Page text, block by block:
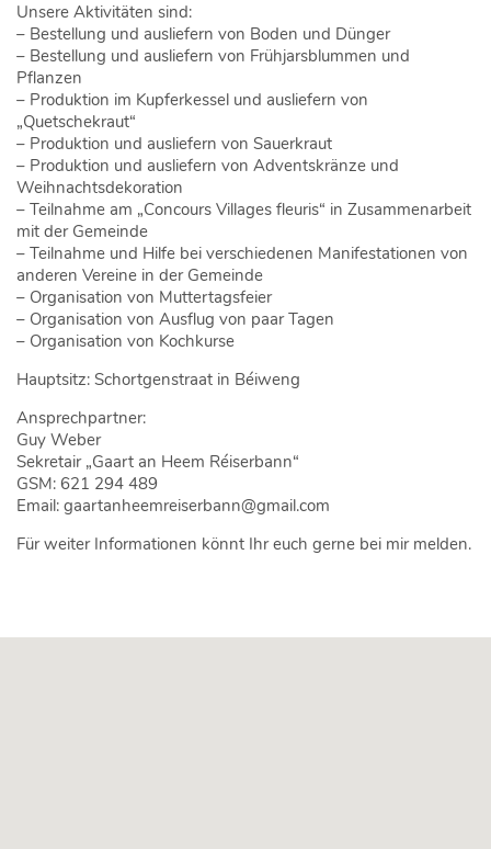
Unsere Aktivitäten sind:
– Bestellung und ausliefern von Boden und Dünger
– Bestellung und ausliefern von Frühjarsblummen und
Pflanzen
– Produktion im Kupferkessel und ausliefern von
„Quetschekraut“
– Produktion und ausliefern von Sauerkraut
– Produktion und ausliefern von Adventskränze und
Weihnachtsdekoration
– Teilnahme am „Concours Villages fleuris“ in Zusammenarbeit
mit der Gemeinde
– Teilnahme und Hilfe bei verschiedenen Manifestationen von
anderen Vereine in der Gemeinde
– Organisation von Muttertagsfeier
– Organisation von Ausflug von paar Tagen
– Organisation von Kochkurse
Hauptsitz: Schortgenstraat in Béiweng
Ansprechpartner:
Guy Weber
Sekretair „Gaart an Heem Réiserbann“
GSM: 621 294 489
Email: gaartanheemreiserbann@gmail.com
Für weiter Informationen könnt Ihr euch gerne bei mir melden.